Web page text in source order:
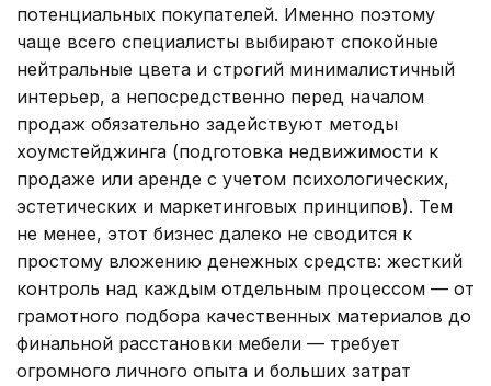
потенциальных покупателей. Именно поэтому
чаще всего специалисты выбирают спокойные
нейтральные цвета и строгий минималистичный
интерьер, а непосредственно перед началом
продаж обязательно задействуют методы
хоумстейджинга (подготовка недвижимости к
продаже или аренде с учетом психологических,
эстетических и маркетинговых принципов). Тем
не менее, этот бизнес далеко не сводится к
простому вложению денежных средств: жесткий
контроль над каждым отдельным процессом — от
грамотного подбора качественных материалов до
финальной расстановки мебели — требует
огромного личного опыта и больших затрат